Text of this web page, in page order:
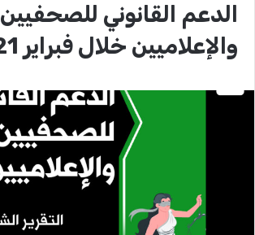
الدعم القانوني للصحفيين
والإعلاميين خلال فبراير 2021